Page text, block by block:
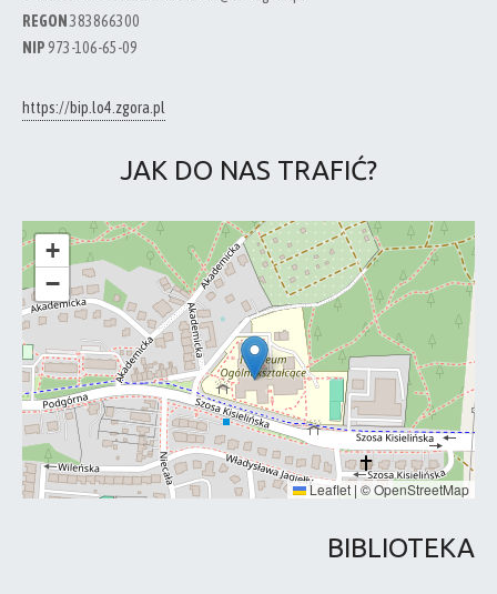
REGON 383866300
NIP973-106-65-09
https://bip.lo4.zgora.pl
JAK DO NAS TRAFIĆ?
+
−
Leaflet | ©OpenStreetMap
BIBLIOTEKA